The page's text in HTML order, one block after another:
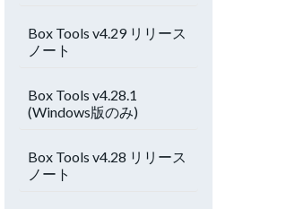
Box Tools v4.29 リリース
ノート
Box Tools v4.28.1
(Windows版のみ)
Box Tools v4.28 リリース
ノート